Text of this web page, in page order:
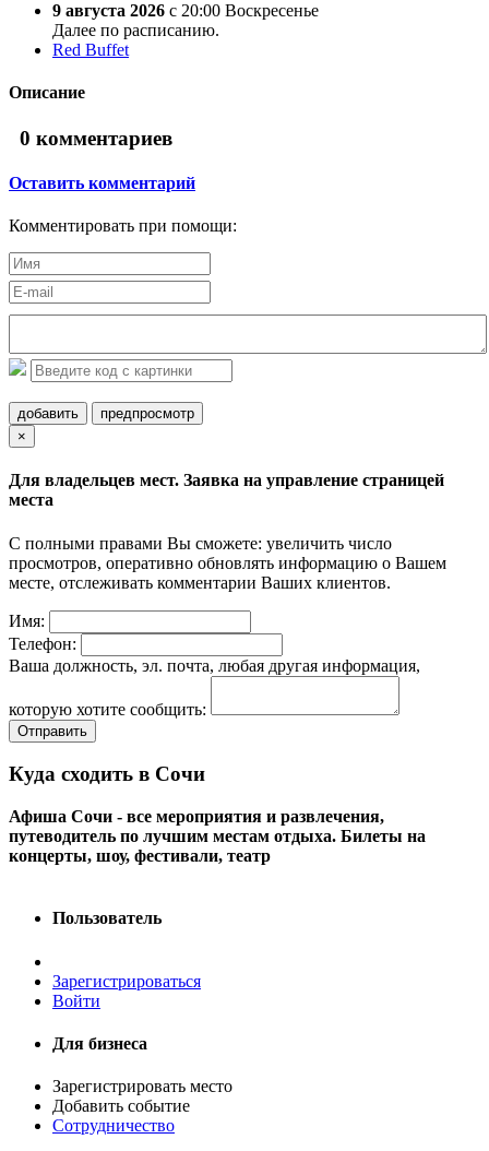
9 августа 2026 с 20:00 Воскресенье
Далее по расписанию.
Red Buffet
Описание
0 комментариев
Оставить комментарий
Комментировать при помощи:
добавить
предпросмотр
×
Для владельцев мест. Заявка на управление страницей
места
С полными правами Вы сможете: увеличить число
просмотров, оперативно обновлять информацию о Вашем
месте, отслеживать комментарии Ваших клиентов.
Имя:
Телефон:
Ваша должность, эл. почта, любая другая информация,
которую хотите сообщить:
Отправить
Куда сходить в Сочи
Афиша Сочи - все мероприятия и развлечения,
путеводитель по лучшим местам отдыха. Билеты на
концерты, шоу, фестивали, театр
Пользователь
Зарегистрироваться
Войти
Для бизнеса
Зарегистрировать место
Добавить событие
Сотрудничество